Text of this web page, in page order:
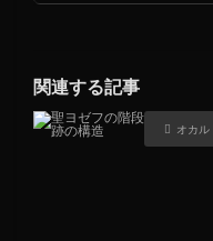
関連する記事
オカル